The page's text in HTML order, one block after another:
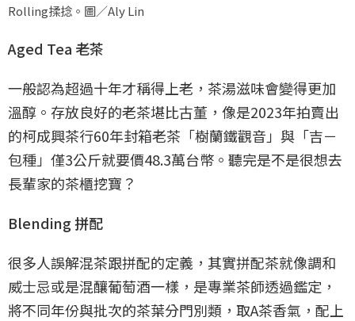
Rolling揉捻。圖／Aly Lin
Aged Tea 老茶
一般認為超過十年才稱得上老，茶湯滋味會變得更加
溫醇。存放良好的老茶堪比古董，像是2023年拍賣出
的柯成興茶行60年封箱老茶「樹蘭鐵觀音」與「吉－
包種」僅3公斤就要價48.3萬台幣。聽完是不是很想去
長輩家的茶櫃挖寶？
Blending 拼配
很多人誤解混茶跟拼配的定義，其實拼配茶就像調和
威士忌或是混釀葡萄酒一樣，是專業茶師透過鑑定，
將不同年份與批次的茶葉分門別類，取A茶香氣，配上